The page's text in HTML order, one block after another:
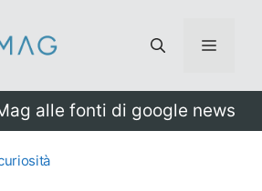
Menu
alle fonti di google news